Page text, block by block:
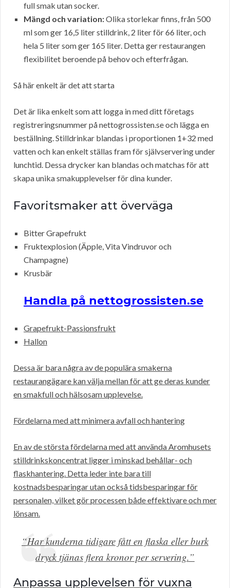
full smak utan socker.
Mängd och variation:Olika storlekar finns, från 500
ml som ger 16,5 liter stilldrink, 2 liter för 66 liter, och
hela 5 liter som ger 165 liter. Detta ger restaurangen
flexibilitet beroende på behov och efterfrågan.
Så här enkelt är det att starta
Det är lika enkelt som att logga in med ditt företags
registreringsnummer på nettogrossisten.se och lägga en
beställning. Stilldrinkar blandas i proportionen 1+32 med
vatten och kan enkelt ställas fram för självservering under
lunchtid. Dessa drycker kan blandas och matchas för att
skapa unika smakupplevelser för dina kunder.
Favoritsmaker att överväga
Bitter Grapefrukt
Fruktexplosion (Äpple, Vita Vindruvor och
Champagne)
Krusbär
Handla på nettogrossisten.se
Grapefrukt-Passionsfrukt
Hallon
Dessa är bara några av de populära smakerna
restaurangägare kan välja mellan för att ge deras kunder
en smakfull och hälsosam upplevelse.
Fördelarna med att minimera avfall och hantering
En av de största fördelarna med att använda Aromhusets
stilldrinkskoncentrat ligger i minskad behållar- och
flaskhantering. Detta leder inte bara till
kostnadsbesparingar utan också tidsbesparingar för
personalen, vilket gör processen både effektivare och mer
lönsam.
“Har kunderna tidigare fått en flaska eller burk
dryck tjänas flera kronor per servering.”
Anpassa upplevelsen för vuxna